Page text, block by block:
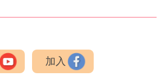
加入